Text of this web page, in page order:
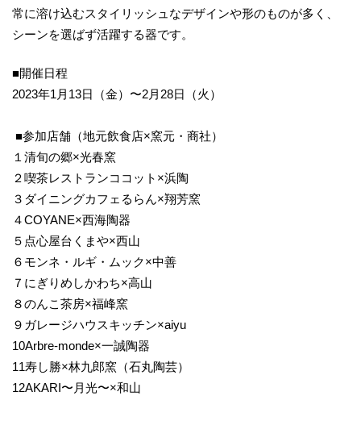
常に溶け込むスタイリッシュなデザインや形のものが多く、
シーンを選ばず活躍する器です。
■開催日程
2023年1月13日（金）〜2月28日（火）
■参加店舗（地元飲食店×窯元・商社）
１清旬の郷×光春窯
２喫茶レストランココット×浜陶
３ダイニングカフェるらん×翔芳窯
４COYANE×西海陶器
５点心屋台くまや×西山
６モンネ・ルギ・ムック×中善
７にぎりめしかわち×高山
８のんこ茶房×福峰窯
９ガレージハウスキッチン×aiyu
10Arbre-monde×一誠陶器
11寿し勝×林九郎窯（石丸陶芸）
12AKARI〜月光〜×和山